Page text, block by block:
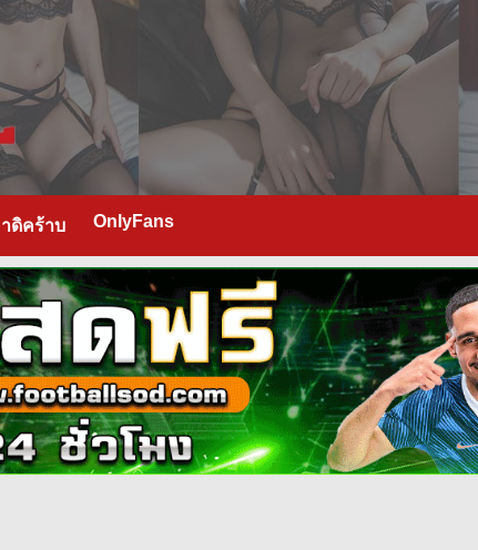
ดิคร้าบ OnlyFans